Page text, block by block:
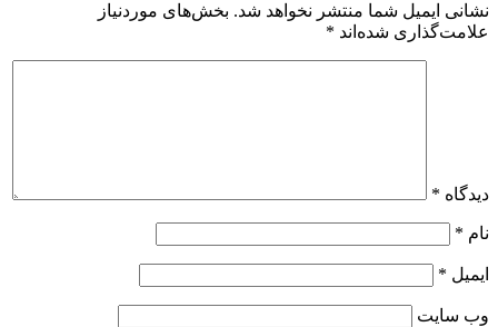
نشانی ایمیل شما منتشر نخواهد شد. بخش‌های موردنیاز
علامت‌گذاری شده‌اند *
دیدگاه *
نام *
ایمیل *
وب‌ سایت